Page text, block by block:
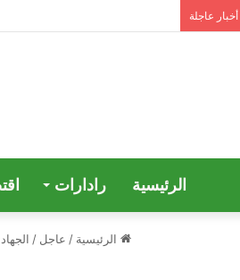
أخبار عاجلة
الرئيسية رادارات
الرئيسية / عاجل /